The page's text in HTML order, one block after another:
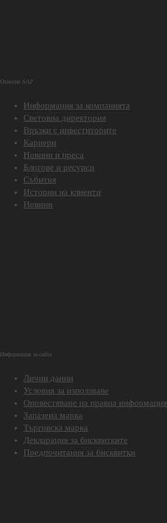
Относно SAP
Информация за компанията
Световна директория
Връзки с инвеститорите
Кариери
Новини и преса
Блогове и ресурси
Събития
Истории на клиенти
Новини
Информация за сайта
Лични данни
Условия за използване
Оповестяване на правна информация
Запазена марка
Търговска марка
Декларация за бисквитките
Предпочитания за бисквитки